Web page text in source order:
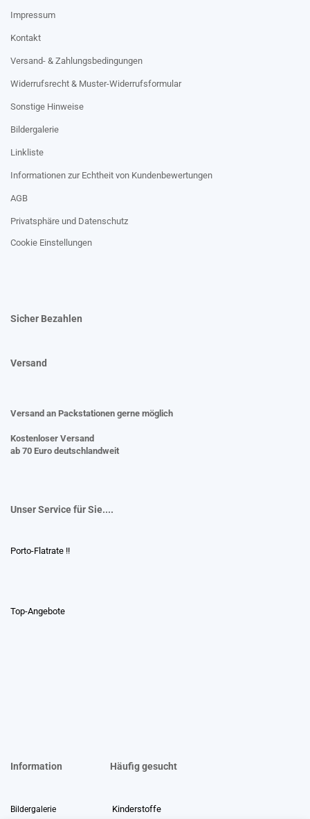
Impressum
Kontakt
Versand- & Zahlungsbedingungen
Widerrufsrecht & Muster-Widerrufsformular
Sonstige Hinweise
Bildergalerie
Linkliste
Informationen zur Echtheit von Kundenbewertungen
AGB
Privatsphäre und Datenschutz
Cookie Einstellungen
Sicher Bezahlen
Versand
Versand an Packstationen gerne möglich
Kostenloser Versand
ab 70 Euro deutschlandweit
Unser Service für Sie....
Porto-Flatrate !!
Top-Angebote
Information Häufig gesucht
Bildergalerie Kinderstoffe